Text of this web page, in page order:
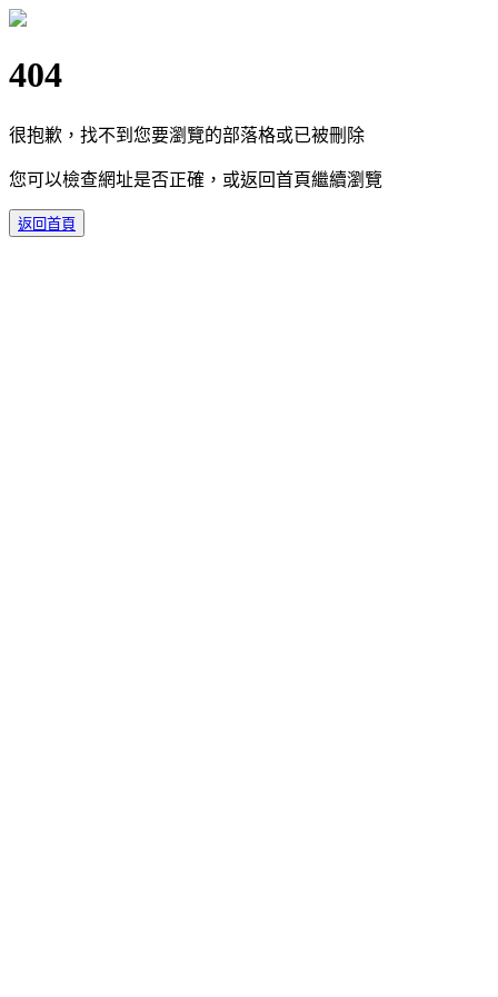
404
很抱歉，找不到您要瀏覽的部落格或已被刪除
您可以檢查網址是否正確，或返回首頁繼續瀏覽
返回首頁